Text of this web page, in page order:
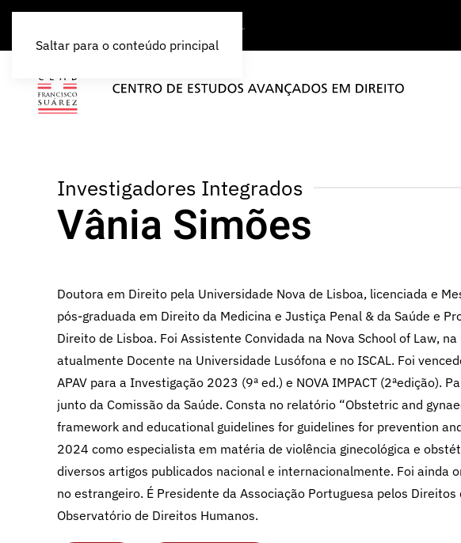
Saltar para o conteúdo principal
Investigadores Integrados
Vânia Simões
Doutora em Direito pela Universidade Nova de Lisboa, licenciada e
pós-graduada em Direito da Medicina e Justiça Penal & da Saúde e
Direito de Lisboa. Foi Assistente Convidada na Nova School of Law,
atualmente Docente na Universidade Lusófona e no ISCAL. Foi
APAV para a Investigação 2023 (9ª ed.) e NOVA IMPACT (2ªedição).
junto da Comissão da Saúde. Consta no relatório “Obstetric and
framework and educational guidelines for guidelines for prevention
2024 como especialista em matéria de violência ginecológica e
diversos artigos publicados nacional e internacionalmente. Foi ainda
no estrangeiro. É Presidente da Associação Portuguesa pelos
Observatório de Direitos Humanos.